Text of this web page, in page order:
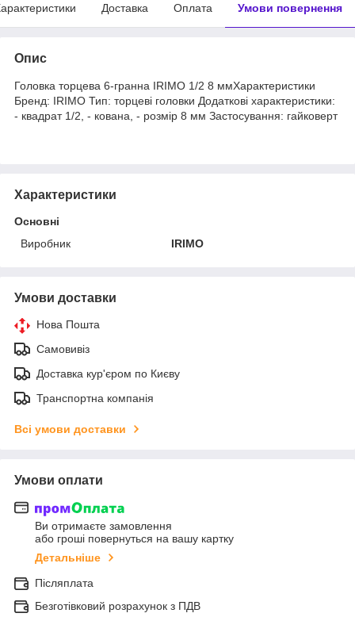
Доставка Оплата Умови повернення
Опис
Головка торцева 6-гранна IRIMO 1/2 8 ммХарактеристики
Бренд: IRIMO Тип: торцеві головки Додаткові характеристики:
- квадрат 1/2, - кована, - розмір 8 мм Застосування: гайковерт
Характеристики
Основні
Виробник
IRIMO
Умови доставки
Нова Пошта
Самовивіз
Доставка кур'єром по Києву
Транспортна компанія
Всі умови доставки
Умови оплати
Ви отримаєте замовлення
або гроші повернуться на вашу картку
Детальніше
Післяплата
Безготівковий розрахунок з ПДВ